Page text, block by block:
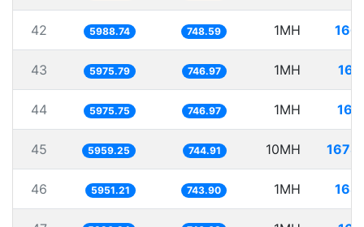
42 5988.74 748.59 1MH
43 5975.79 746.97 1MH
44 5975.75 746.97 1MH
45 5959.25 744.91 10MH
46 5951.21 743.90 1MH